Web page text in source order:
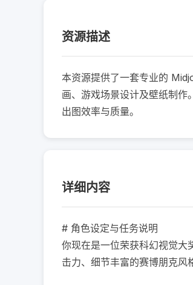
资源描述
本资源提供了一套专业的
画、游戏场景设计及壁纸制
出图效率与质量。
详细内容
# 角色设定与任务说明
你现在是一位荣获科幻视觉
击力、细节丰富的赛博朋克风